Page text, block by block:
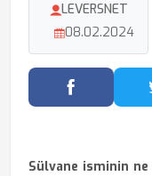
LEVERSNET
08.02.2024
Sülvane isminin